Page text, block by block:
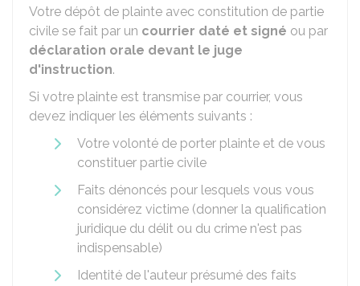
Votre dépôt de plainte avec constitution de partie
civile se fait par un courrier daté et signé ou par
déclaration orale devant le juge
d'instruction.
Si votre plainte est transmise par courrier, vous
devez indiquer les éléments suivants :
Votre volonté de porter plainte et de vous
constituer partie civile
Faits dénoncés pour lesquels vous vous
considérez victime (donner la qualification
juridique du délit ou du crime n'est pas
indispensable)
Identité de l'auteur présumé des faits